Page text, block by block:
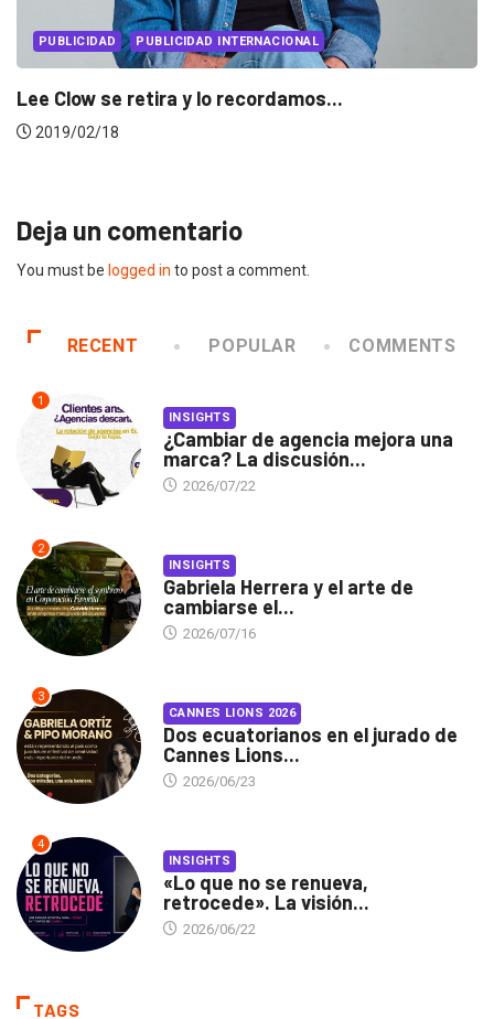
INTERNACIONAL
y lo recordamos...
Deja un comentario
You must be logged in to post a comment.
RECENT POPULAR COMMENTS
1
INSIGHTS
¿Cambiar de agencia mejora una
marca? La discusión...
2026/07/22
2
INSIGHTS
Gabriela Herrera y el arte de
cambiarse el...
2026/07/16
3
CANNES LIONS 2026
Dos ecuatorianos en el jurado de
Cannes Lions...
2026/06/23
4
INSIGHTS
«Lo que no se renueva,
retrocede». La visión...
2026/06/22
TAGS